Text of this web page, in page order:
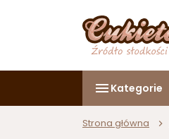
Kategorie
Strona główna